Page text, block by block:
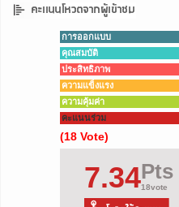
การออกแบบ
คุณสมบัติ
ประสิทธิภาพ
ความแข็งแรง
ความคุ้มค่า
คะแนนร่วม
(18 Vote)
7.34Pts
18vote